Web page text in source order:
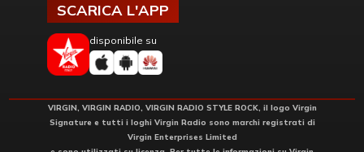
SCARICA L'APP
disponibile su
VIRGIN, VIRGIN RADIO, VIRGIN RADIO STYLE ROCK, il logo Virgin
Signature e tutti i loghi Virgin Radio sono marchi registrati di
Virgin Enterprises Limited